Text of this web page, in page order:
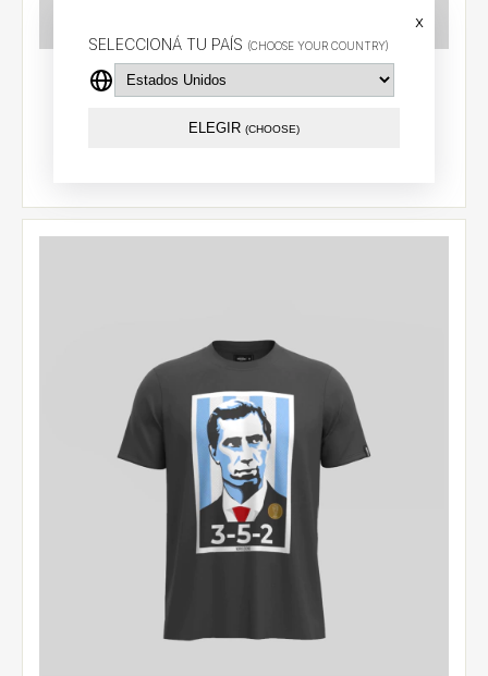
SELECCIONÁ TU PAÍS (CHOOSE YOUR COUNTRY)
x
ELEGIR (CHOOSE)
Camiseta BILARDO